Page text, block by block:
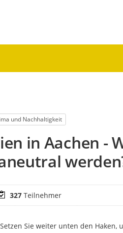
und Nachhaltigkeit
in Aachen -
327Teilnehmer
Setzen Sie weiter unten den Haken,